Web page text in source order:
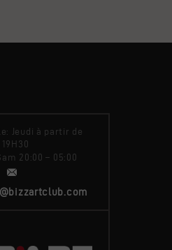
Jeudi à partir de
19H30
20:00 – 05:00